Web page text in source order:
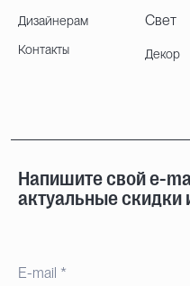
Дизайнерам
Контакты
Свет
Декор
Напишите свой e-
актуальные скидки